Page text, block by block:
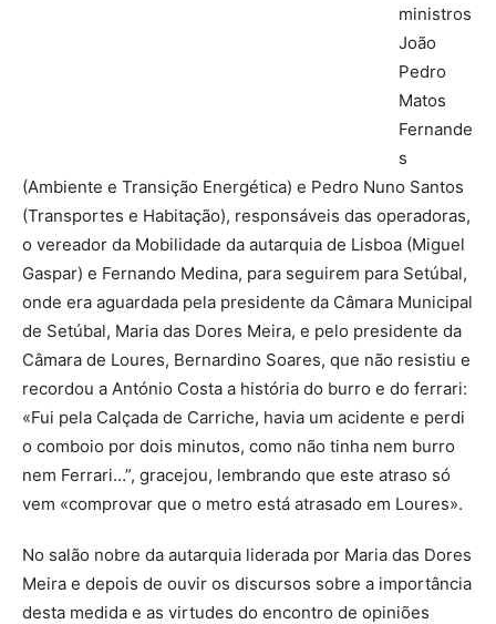
ministros
João
Pedro
Matos
Fernande
s
(Ambiente e Transição Energética) e Pedro Nuno Santos
(Transportes e Habitação), responsáveis das operadoras,
o vereador da Mobilidade da autarquia de Lisboa (Miguel
Gaspar) e Fernando Medina, para seguirem para Setúbal,
onde era aguardada pela presidente da Câmara Municipal
de Setúbal, Maria das Dores Meira, e pelo presidente da
Câmara de Loures, Bernardino Soares, que não resistiu e
recordou a António Costa a história do burro e do ferrari:
«Fui pela Calçada de Carriche, havia um acidente e perdi
o comboio por dois minutos, como não tinha nem burro
nem Ferrari…”, gracejou, lembrando que este atraso só
vem «comprovar que o metro está atrasado em Loures».
No salão nobre da autarquia liderada por Maria das Dores
Meira e depois de ouvir os discursos sobre a importância
desta medida e as virtudes do encontro de opiniões